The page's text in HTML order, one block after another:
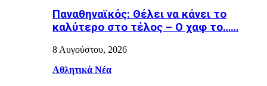
Παναθηναϊκός: Θέλει να κάνει το
καλύτερο στο τέλος – Ο χαφ το……
8 Αυγούστου, 2026
Αθλητικά Νέα